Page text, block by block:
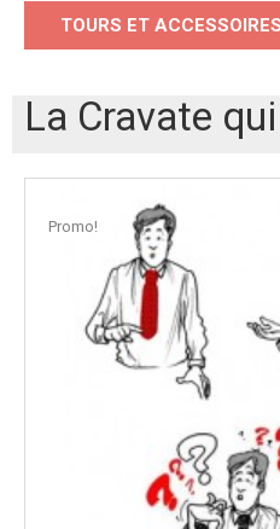
TOURS ET
La Cravate
Promo!